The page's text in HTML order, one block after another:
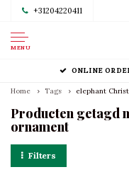
+31204220411
MENU
ONLINE
Home Tags elephant
Producten getagd
ornament
Filters